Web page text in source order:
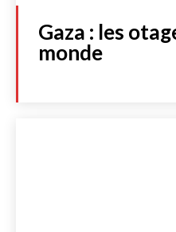
Gaza : les
monde